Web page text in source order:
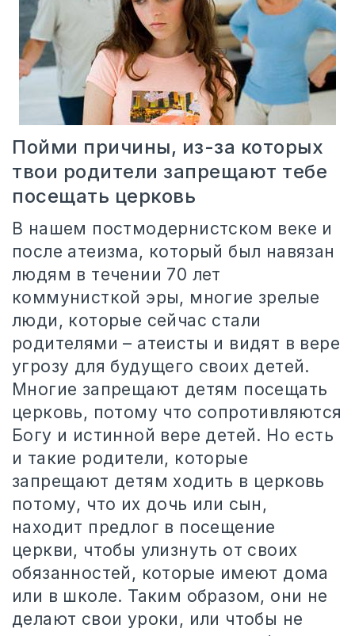
Пойми причины, из-за которых
твои родители запрещают тебе
посещать церковь
В нашем постмодернистском веке и
после атеизма, который был навязан
людям в течении 70 лет
коммунисткой эры, многие зрелые
люди, которые сейчас стали
родителями – атеисты и видят в вере
угрозу для будущего своих детей.
Многие запрещают детям посещать
церковь, потому что сопротивляются
Богу и истинной вере детей. Но есть
и такие родители, которые
запрещают детям ходить в церковь
потому, что их дочь или сын,
находит предлог в посещение
церкви, чтобы улизнуть от своих
обязанностей, которые имеют дома
или в школе. Таким образом, они не
делают свои уроки, или чтобы не